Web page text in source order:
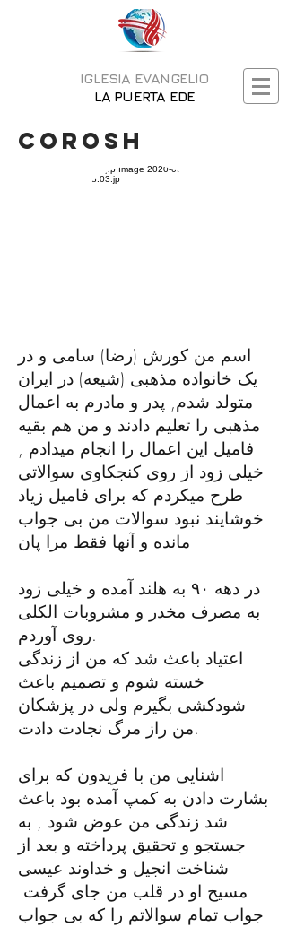
IGLESIA EVANGELIO
LA PUERTA EDE
Corosh
اسم من کورش (رضا) سامی و در
یک خانواده مذهبی (شیعه) در ایران
متولد شدم, پدر و مادرم به اعمال
مذهبی را تعلیم دادند و من هم بقیه
فامیل این اعمال را انجام میدادم ,
خیلی زود از روی کنجکاوی سوالاتی
طرح میکردم که برای فامیل زیاد
خوشایند نبود سوالات من بی جواب
مانده و آنها فقط مرا پان
در دهه ۹۰ به هلند آمده و خیلی زود
به مصرف مخدر و مشروبات الکلی
روی آوردم.
اعتیاد باعث شد که من از زندگی
خسته شوم و تصمیم باعث
شودکشی بگیرم ولی در پزشکان
من راز مرگ نجادت دادت.
اشنایی من با فریدون که برای
بشارت دادن به کمپ آمده بود باعث
شد زندگی من عوض شود , به
جستجو و تحقیق پرداخته و بعد از
شناخت انجیل و خداوند عیسی
مسیح او در قلب من جای گرفت
جواب تمام سوالاتم را که بی جواب